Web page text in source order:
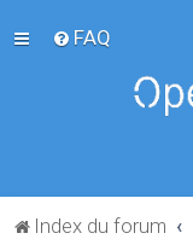
FAQ
Index du forum